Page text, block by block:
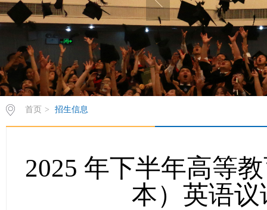
首页 > 招生信息
2025 年下半年高等
本）英语